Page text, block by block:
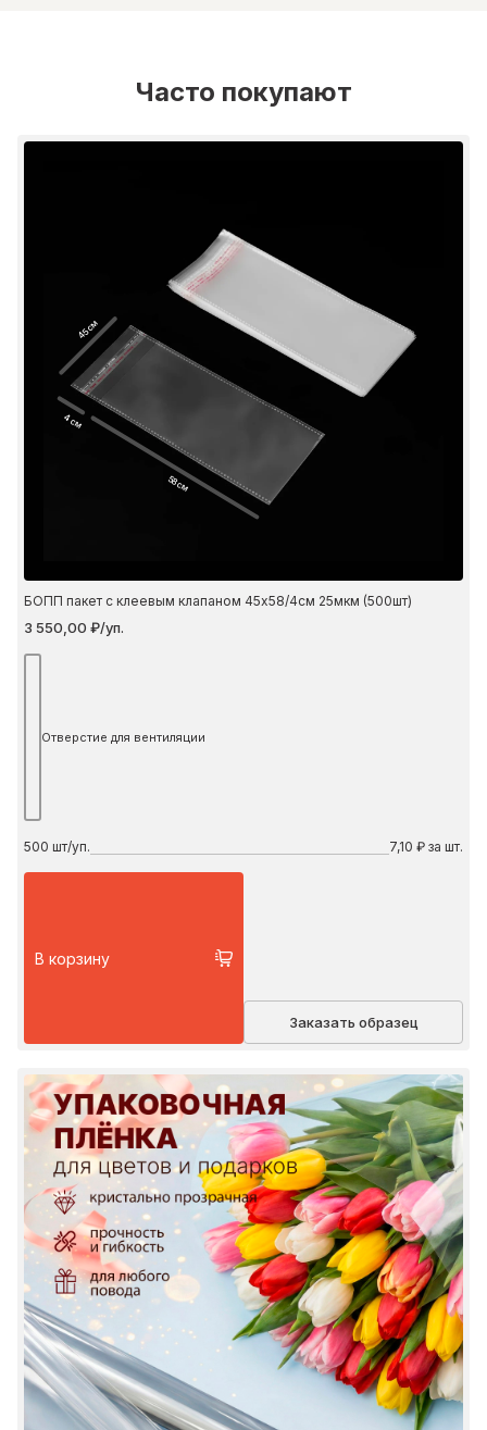
Часто покупают
45 см
4 см
58 см
БОПП пакет с клеевым клапаном 45х58/4см 25мкм (500шт)
3 550,00 ₽/уп.
Отверстие для вентиляции
500 шт/уп. 7,10 ₽ за шт.
В корзину
Заказать образец